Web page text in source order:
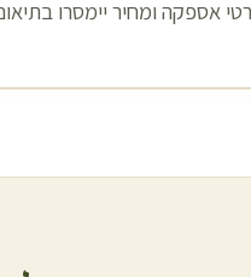
אספקה ומחיר יימסרו